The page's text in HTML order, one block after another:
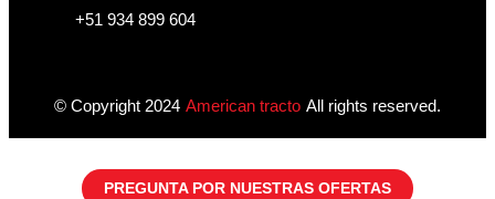
+51 934 899 604
© Copyright 2024 American tracto All rights reserved.
PREGUNTA POR NUESTRAS OFERTAS